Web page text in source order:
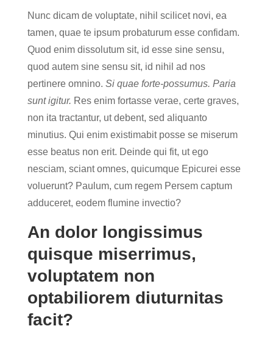
Nunc dicam de voluptate, nihil scilicet novi, ea
tamen, quae te ipsum probaturum esse confidam.
Quod enim dissolutum sit, id esse sine sensu,
quod autem sine sensu sit, id nihil ad nos
pertinere omnino. Si quae forte-possumus. Paria
sunt igitur. Res enim fortasse verae, certe graves,
non ita tractantur, ut debent, sed aliquanto
minutius. Qui enim existimabit posse se miserum
esse beatus non erit. Deinde qui fit, ut ego
nesciam, sciant omnes, quicumque Epicurei esse
voluerunt? Paulum, cum regem Persem captum
adduceret, eodem flumine invectio?
An dolor longissimus
quisque miserrimus,
voluptatem non
optabiliorem diuturnitas
facit?